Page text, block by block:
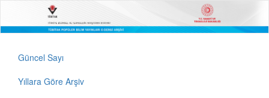
Güncel Sayı
Yıllara Göre Arşiv